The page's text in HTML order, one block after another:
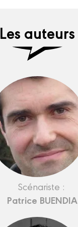
Les auteurs
Scénariste :
Patrice BUENDIA